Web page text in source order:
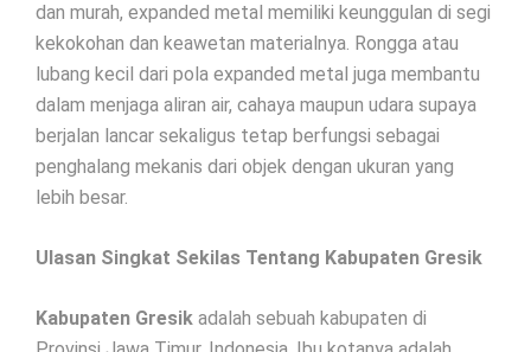
dan murah, expanded metal memiliki keunggulan di segi
kekokohan dan keawetan materialnya. Rongga atau
lubang kecil dari pola expanded metal juga membantu
dalam menjaga aliran air, cahaya maupun udara supaya
berjalan lancar sekaligus tetap berfungsi sebagai
penghalang mekanis dari objek dengan ukuran yang
lebih besar.
Ulasan Singkat Sekilas Tentang Kabupaten Gresik
Kabupaten Gresik adalah sebuah kabupaten di